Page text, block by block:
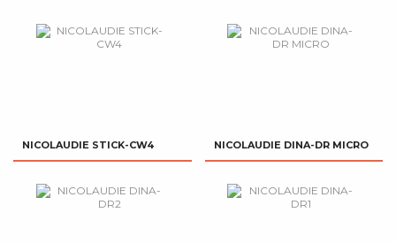
NICOLAUDIE STICK-CW4 NICOLAUDIE DINA-DR MICRO